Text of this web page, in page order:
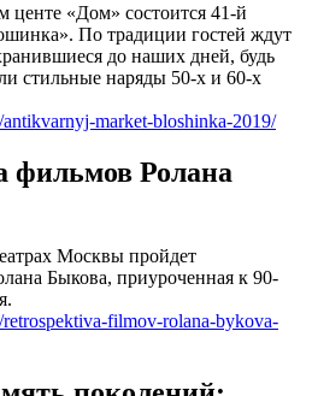
центе «Дом» состоится 41-й
По традиции гостей ждут
до наших дней, будь
стильные наряды 50-х и 60-х
market-bloshinka-2019/
фильмов Ролана
Москвы пройдет
Быкова, приуроченная к 90-
filmov-rolana-bykova-